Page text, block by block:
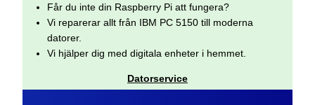
Får du inte din Raspberry Pi att fungera?
Vi reparerar allt från IBM PC 5150 till moderna
datorer.
Vi hjälper dig med digitala enheter i hemmet.
Datorservice